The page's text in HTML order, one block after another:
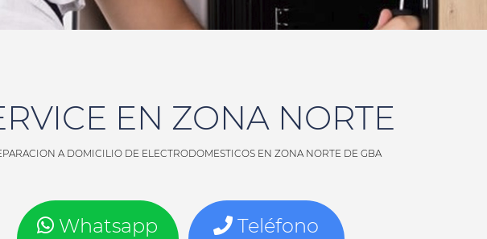
EN ZONA NORTE
A DOMICILIO DE ELECTRODOMESTICOS EN ZONA NORTE DE GBA
Whatsapp Teléfono